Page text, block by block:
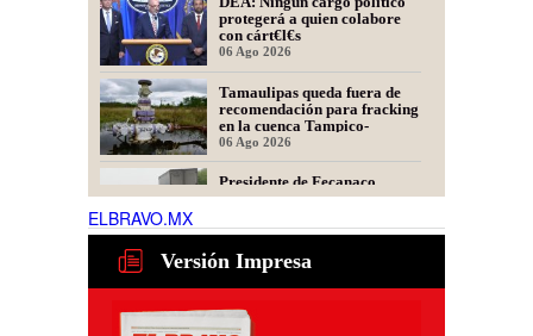
protegerá a quien colabore
con cárt€l€s
06 Ago 2026
Tamaulipas queda fuera de
recomendación para fracking
en la cuenca Tampico-
Misantla, informa comité
científico
06 Ago 2026
Presidente de Fecanaco
cuestiona retenes en
afirma que generan molestias
06 Ago 2026
Obras de infraestructura y
mejoramiento vial
transforman colonias de
Matamoros
02 Ago 2026
ELBRAVO.MX
Versión Impresa